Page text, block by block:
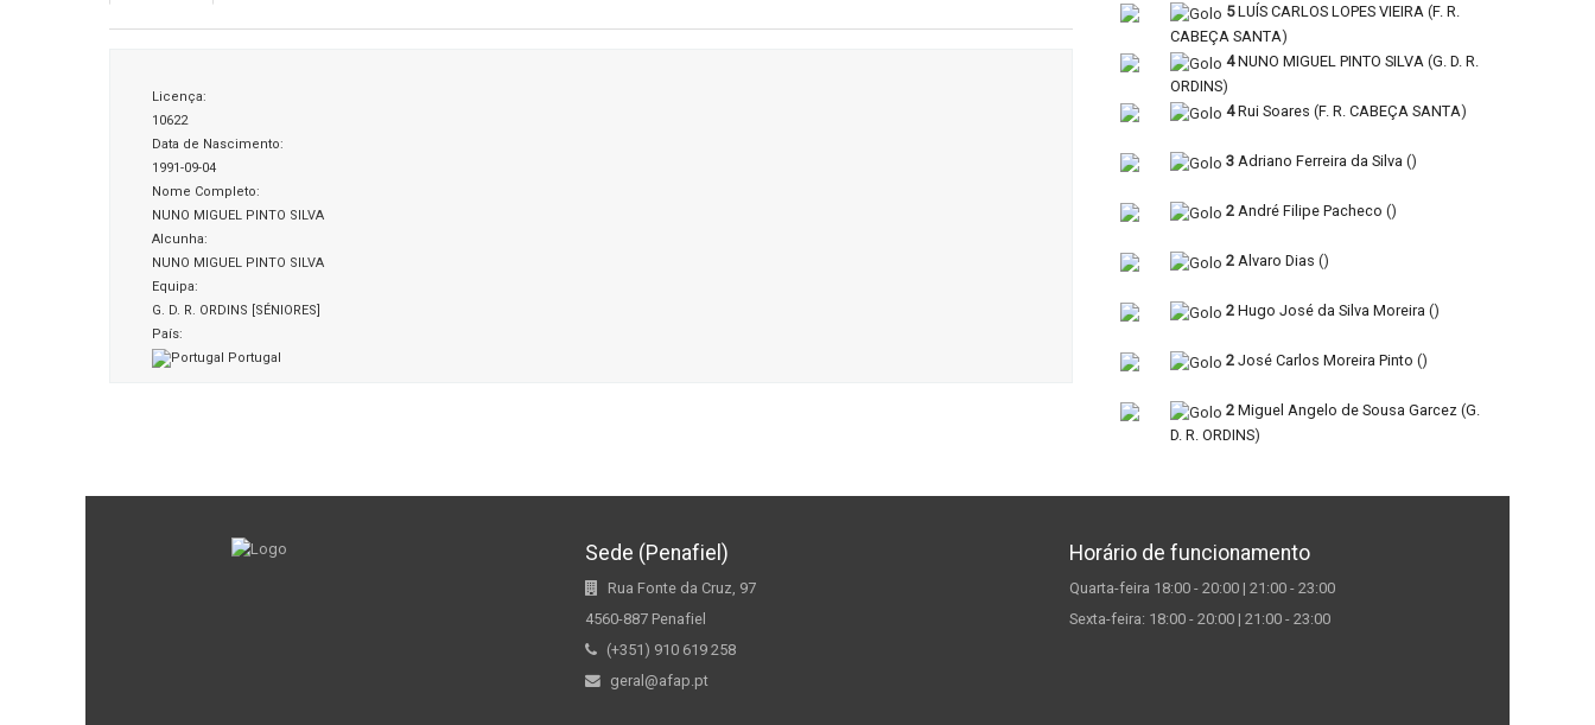
Licença:
10622
Data de Nascimento:
1991-09-04
Nome Completo:
NUNO MIGUEL PINTO SILVA
Alcunha:
NUNO MIGUEL PINTO SILVA
Equipa:
G. D. R. ORDINS [SÉNIORES]
País:
Portugal
5 LUÍS CARLOS LOPES VIEIRA (F. R.
CABEÇA SANTA)
4 NUNO MIGUEL PINTO SILVA (G. D. R.
ORDINS)
4 Rui Soares (F. R. CABEÇA SANTA)
3 Adriano Ferreira da Silva ()
2 André Filipe Pacheco ()
2 Alvaro Dias ()
2 Hugo José da Silva Moreira ()
2 José Carlos Moreira Pinto ()
2 Miguel Angelo de Sousa Garcez (G.
D. R. ORDINS)
Sede (Penafiel)
Rua Fonte da Cruz, 97
4560-887 Penafiel
(+351) 910 619 258
geral@afap.pt
Horário de funcionamento
Quarta-feira 18:00 - 20:00 | 21:00 - 23:00
Sexta-feira: 18:00 - 20:00 | 21:00 - 23:00